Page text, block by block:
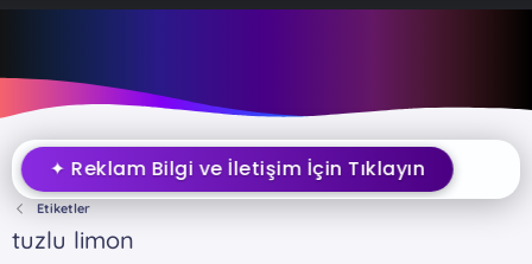
✦ Reklam Bilgi ve İletişim İçin Tıklayın
Etiketler
tuzlu limon